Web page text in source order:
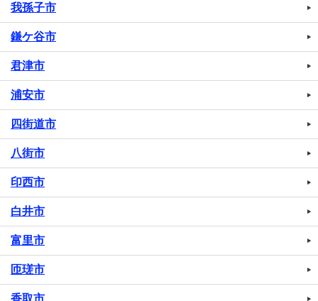
我孫子市
鎌ケ谷市
君津市
浦安市
四街道市
八街市
印西市
白井市
富里市
匝瑳市
香取市